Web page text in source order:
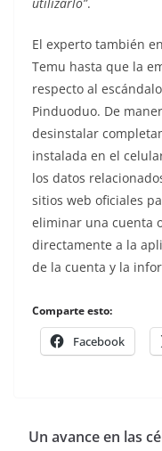
El experto también
Temu hasta que la
respec­to al
Pinduoduo. De
desinstalar
instalada en el
los datos
sitios web oficiales
eliminar una cuenta
directamente a la
de la cuenta y la
Comparte esto:
Facebook
Un avance en las